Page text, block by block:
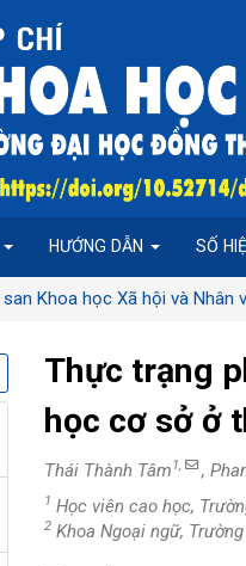
HƯỚNG DẪN SỐ
Khoa học Xã hội và Nhân
Thực trạng
học cơ sở ở
Thái Thành Tâm1, ,
1 Học viên cao học,
2 Khoa Ngoại ngữ,